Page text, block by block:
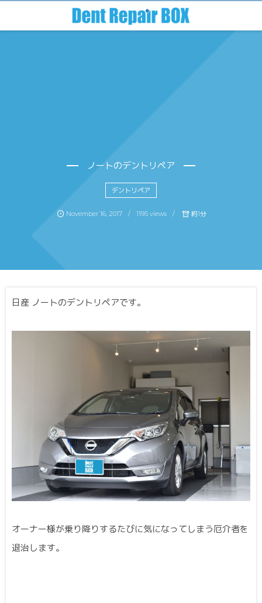
ノートのデントリペア
デントリペア
November 16, 2017 1195 views 約1分
日産 ノートのデントリペアです。
オーナー様が乗り降りするたびに気になってしまう厄介者を
退治します。